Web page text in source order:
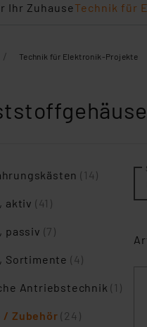
Ihr ZuhauseTechnik für
/ Technik für Elektronik-Projekte
(14)
aktiv (41)
passiv (7)
Sortimente (4)
Antriebstechnik(1)
/ Zubehör(24)